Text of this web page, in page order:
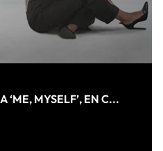
MYSELF’, EN C...